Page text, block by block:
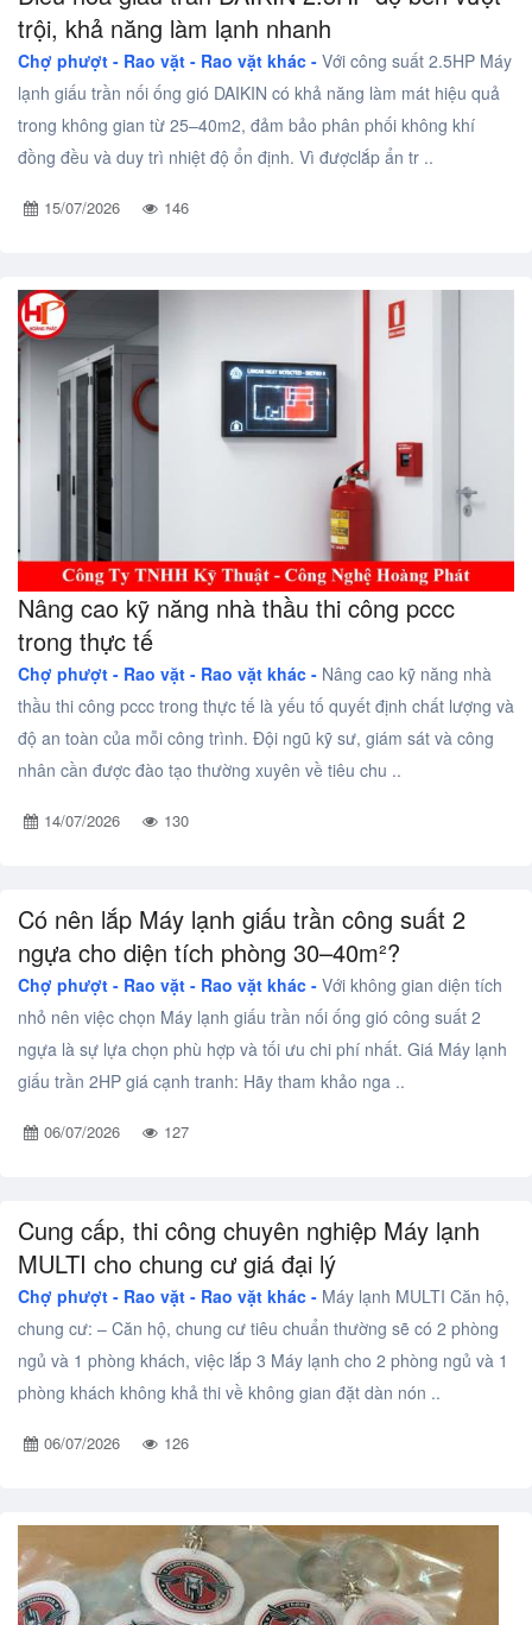
trội, khả năng làm lạnh nhanh
Chợ phượt - Rao vặt - Rao vặt khác - Với công suất 2.5HP Máy
lạnh giấu trần nối ống gió DAIKIN có khả năng làm mát hiệu quả
trong không gian từ 25–40m2, đảm bảo phân phối không khí
đồng đều và duy trì nhiệt độ ổn định. Vì đượclắp ẩn tr ..
15/07/2026 146
Nâng cao kỹ năng nhà thầu thi công pccc
trong thực tế
Chợ phượt - Rao vặt - Rao vặt khác - Nâng cao kỹ năng nhà
thầu thi công pccc trong thực tế là yếu tố quyết định chất lượng và
độ an toàn của mỗi công trình. Đội ngũ kỹ sư, giám sát và công
nhân cần được đào tạo thường xuyên về tiêu chu ..
14/07/2026 130
Có nên lắp Máy lạnh giấu trần công suất 2
ngựa cho diện tích phòng 30–40m²?
Chợ phượt - Rao vặt - Rao vặt khác - Với không gian diện tích
nhỏ nên việc chọn Máy lạnh giấu trần nối ống gió công suất 2
ngựa là sự lựa chọn phù hợp và tối ưu chi phí nhất. Giá Máy lạnh
giấu trần 2HP giá cạnh tranh: Hãy tham khảo nga ..
06/07/2026 127
Cung cấp, thi công chuyên nghiệp Máy lạnh
MULTI cho chung cư giá đại lý
Chợ phượt - Rao vặt - Rao vặt khác - Máy lạnh MULTI Căn hộ,
chung cư: – Căn hộ, chung cư tiêu chuẩn thường sẽ có 2 phòng
ngủ và 1 phòng khách, việc lắp 3 Máy lạnh cho 2 phòng ngủ và 1
phòng khách không khả thi về không gian đặt dàn nón ..
06/07/2026 126